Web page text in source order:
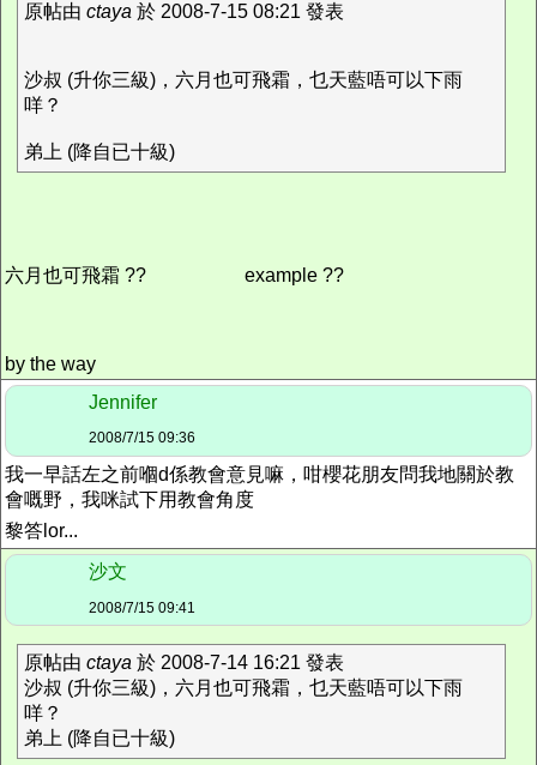
原帖由 ctaya 於 2008-7-15 08:21 發表
沙叔 (升你三級)，六月也可飛霜，乜天藍唔可以下雨
咩？
弟上 (降自已十級)
六月也可飛霜 ?? example ??
by the way
Jennifer
2008/7/15 09:36
我一早話左之前嗰d係教會意見嘛，咁櫻花朋友問我地關於教
會嘅野，我咪試下用教會角度
黎答lor...
沙文
2008/7/15 09:41
原帖由 ctaya 於 2008-7-14 16:21 發表
沙叔 (升你三級)，六月也可飛霜，乜天藍唔可以下雨
咩？
弟上 (降自已十級)